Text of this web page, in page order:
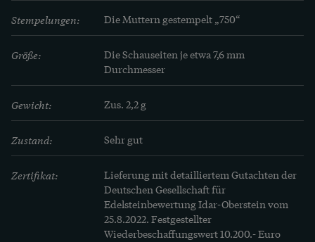
Stempelungen: Die Muttern gestempelt „750“
Größe:
Die Schauseiten je etwa 7,6 mm
Durchmesser
Gewicht: Zus. 2,2 g
Zustand: Sehr gut
Zertifikat:
Lieferung mit detailliertem Gutachten der
Deutschen Gesellschaft für
Edelsteinbewertung Idar-Oberstein vom
25.8.2022. Festgestellter
Wiederbeschaffungswert 10.200.- Euro